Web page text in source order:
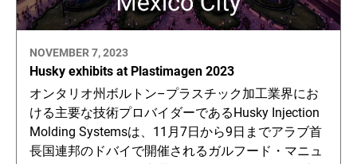
NOVEMBER 7, 2023
Husky exhibits at Plastimagen 2023
オンタリオ州ボルトン–プラスチック加工業界にお
ける主要な技術プロバイダーであるHusky Injection
Molding Systemsは、11月7日から9日までアラブ首
長国連邦のドバイで開催されるガルフード・マニュ